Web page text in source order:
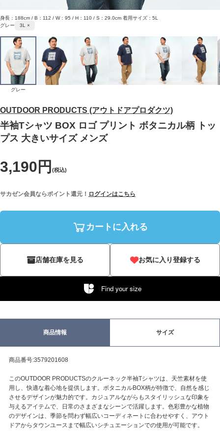
OUTDOOR PRODUCTS (アウトドアプロダクツ)
半袖Tシャツ BOX ロゴ プリント ボタニカル柄 トッ
プス 大きいサイズ メンズ
3,190円 (税込)
サカゼン会員ならポイント還元！ ログインはこちら
カートに入れる
店舗在庫を見る お気に入り登録する
Find your size
身長：188cm / B：112 / W：95 / H：110 / S：29.0cm 着用サイズ：5L
グレー
3L ×
グレー
商品情報 サイズ
商品番号:3579201608
このOUTDOOR PRODUCTSのクルーネック半袖Tシャツは、天竺素材を使
用し、快適な着心地を提供します。ボタニカルBOX柄が特徴で、自然を感じ
させるデザインが魅力的です。カジュアルながらもスタイリッシュな印象を
与えるアイテムで、日常のさまざまなシーンで活躍します。色彩豊かな植物
のデザインは、季節を問わず幅広いコーディネートに合わせやすく、アウト
ドアからタウンユースまで幅広いシチュエーションでの使用が可能です。